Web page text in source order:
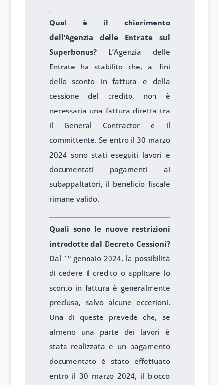
Qual è il chiarimento
dell’Agenzia delle Entrate sul
Superbonus? L’Agenzia delle
Entrate ha stabilito che, ai fini
dello sconto in fattura e della
cessione del credito, non è
necessaria una fattura diretta tra
il General Contractor e il
committente. Se entro il 30 marzo
2024 sono stati eseguiti lavori e
documentati pagamenti ai
subappaltatori, il beneficio fiscale
rimane valido.
Quali sono le nuove restrizioni
introdotte dal Decreto Cessioni?
Dal 1° gennaio 2024, la possibilità
di cedere il credito o applicare lo
sconto in fattura è generalmente
preclusa, salvo alcune eccezioni.
Una di queste prevede che, se
almeno una parte dei lavori è
stata realizzata e un pagamento
documentato è stato effettuato
entro il 30 marzo 2024, il blocco